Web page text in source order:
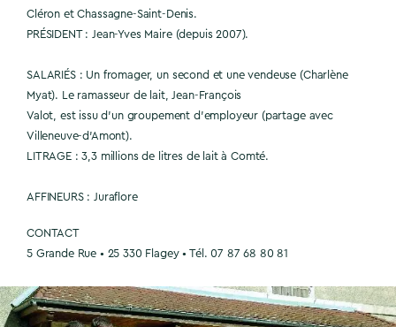
Cléron et Chassagne-Saint-Denis.
PRÉSIDENT : Jean-Yves Maire (depuis 2007).
SALARIÉS : Un fromager, un second et une vendeuse (Charlène
Myat). Le ramasseur de lait, Jean-François
Valot, est issu d’un groupement d’employeur (partage avec
Villeneuve-d’Amont).
LITRAGE : 3,3 millions de litres de lait à Comté.
AFFINEURS : Juraflore
CONTACT
5 Grande Rue • 25 330 Flagey • Tél. 07 87 68 80 81